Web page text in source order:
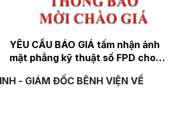
YÊU CẦU BÁO GIÁ tấm nhận ảnh
mặt phẳng kỹ thuật số FPD cho
máy chụp X-quang
- GIÁM ĐỐC BÊNH VIỆN VỀ